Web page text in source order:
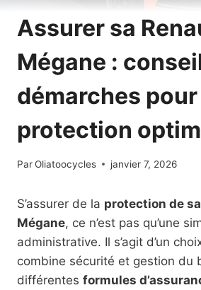
Assurer sa
Mégane :
démarches
protection
ParOliatoocycles janvier 7, 2026
S’assurer de la protection de
Mégane, ce n’est pas qu’une
administrative. Il s’agit d’un
combine sécurité et gestion du
différentes formules